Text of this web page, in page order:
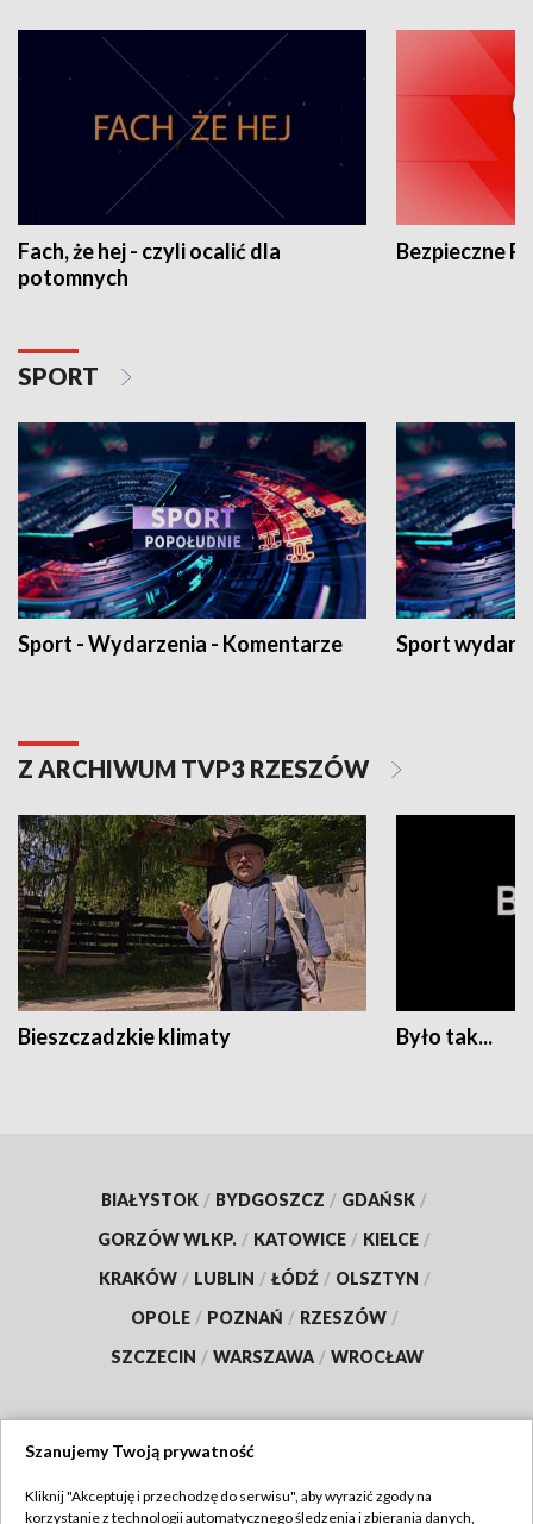
Fach, że hej - czyli ocalić dla
potomnych
Bezpieczne
SPORT
Sport - Wydarzenia - Komentarze Sport
Z ARCHIWUM TVP3 RZESZÓW
Bieszczadzkie klimaty Było tak...
BIAŁYSTOK / BYDGOSZCZ / GDAŃSK /
GORZÓW WLKP. / KATOWICE / KIELCE /
KRAKÓW / LUBLIN / ŁÓDŹ / OLSZTYN /
OPOLE / POZNAŃ / RZESZÓW /
SZCZECIN / WARSZAWA / WROCŁAW
Szanujemy Twoją prywatność
Kliknij "Akceptuję i przechodzę do serwisu", aby wyrazić zgody na
korzystanie z technologii automatycznego śledzenia i zbierania danych,